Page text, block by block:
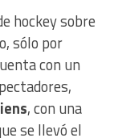
hockey sobre
sólo por
con un
, con una
se llevó el